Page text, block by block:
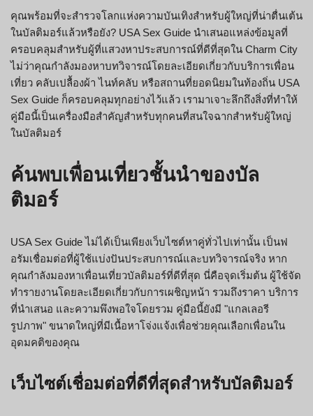
คุณพร้อมที่จะสำรวจโลกแห่งความบันเทิงสำหรับผู้ใหญ่ที่น่าตื่นเต้น
ในบัลติมอร์แล้วหรือยัง? USA Sex Guide นำเสนอแหล่งข้อมูลที่
ครอบคลุมสำหรับผู้ที่แสวงหาประสบการณ์ที่ดีที่สุดใน Charm City
ไม่ว่าคุณกำลังมองหาบทวิจารณ์โดยละเอียดเกี่ยวกับบริการเพื่อน
เที่ยว คลับเปลื้องผ้า ไนท์คลับ หรือสถานที่ยอดนิยมในท้องถิ่น USA
Sex Guide ก็ครอบคลุมทุกอย่างไว้แล้ว เรามาเจาะลึกถึงสิ่งที่ทำให้
คู่มือนี้เป็นเครื่องมือสำคัญสำหรับทุกคนที่สนใจฉากสำหรับผู้ใหญ่
ในบัลติมอร์
ค้นพบเพื่อนเที่ยวชั้นนำของบัล
ติมอร์
USA Sex Guide ไม่ได้เป็นเพียงเว็บไซต์หาคู่ทั่วไปเท่านั้น เป็นฟ
อรัมเชื่อมต่อที่ผู้ใช้แบ่งปันประสบการณ์และบทวิจารณ์จริง หาก
คุณกำลังมองหาเพื่อนเที่ยวบัลติมอร์ที่ดีที่สุด นี่คือจุดเริ่มต้น ผู้ใช้จัด
ทำรายงานโดยละเอียดเกี่ยวกับการเผชิญหน้า รวมถึงราคา บริการ
ที่นำเสนอ และความพึงพอใจโดยรวม คู่มือนี้ยังมี "แกลเลอรี
รูปภาพ" ขนาดใหญ่ที่มีเนื้อหาโจ่งแจ้งเพื่อช่วยคุณเลือกเพื่อนใน
อุดมคติของคุณ
เว็บไซต์เชื่อมต่อที่ดีที่สุดสำหรับบัลติมอร์